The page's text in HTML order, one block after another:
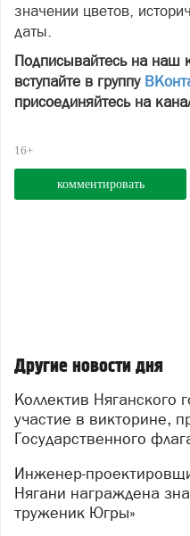
значении цветов,
даты.
Подписывайтесь на наш
вступайте в группу
присоединяйтесь на
16+
комментировать
Другие новости дня
Коллектив Няганского городского суда принял
участие в викторине,
Государственного
Инженер-проектировщик Тамара Нохрина из
Нягани награждена
труженик Югры»